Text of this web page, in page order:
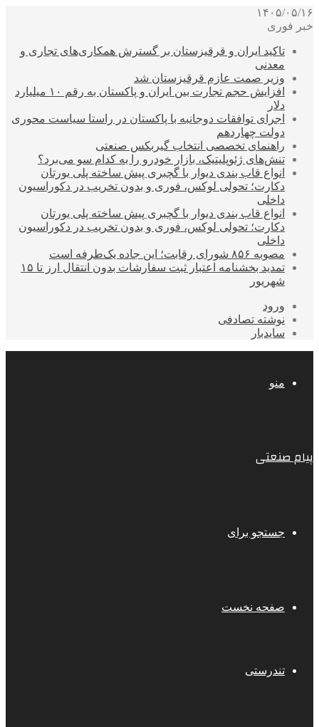
۱۴۰۵/۰۵/۱۶
خبر فوری
تاکید ایران و قرقیزستان بر گسترش همکاری‌های تجاری و
معدنی
وزیر صمت عازم قرقیزستان شد
افزایش حجم تجارت بین ایران و پاکستان به رقم ۱۰ میلیارد
دلار
اجرای توافقات دوجانبه با پاکستان در راستا سیاست محوری
دولت چهاردهم
راهنمای تخصصی انتخاب گیربکس صنعتی
تنش‌های ژئوپلیتیک، بازار خودرو را به کدام سو می‌برد؟
انواع قاب بندی دیوار با گچبری پیش ساخته پلی یورتان
دکارت؛ تحولی لوکس، فوری و بدون تخریب در دکوراسیون
داخلی
انواع قاب بندی دیوار با گچبری پیش ساخته پلی یورتان
دکارت؛ تحولی لوکس، فوری و بدون تخریب در دکوراسیون
داخلی
مصوبه ۸۵۶ شورای رقابت؛ این جاده یک‌طرفه است
تمدید بخشنامه اعتبار ثبت سفارشات بدون انتقال ارز تا ۱۵
شهریور
ورود
نوشته تصادفی
سایدبار
منو
پیام صنعتی
جستجو برای
صفحه نخست
تندرستی